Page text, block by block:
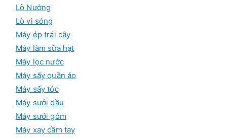
Lò Nướng
Lò vi sóng
Máy ép trái cây
Máy làm sữa hạt
Máy lọc nước
Máy sấy quần áo
Máy sấy tóc
Máy sưởi dầu
Máy sưởi gốm
Máy xay cầm tay